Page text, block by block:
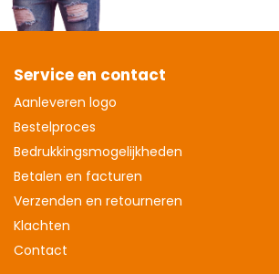
Service en contact
Aanleveren logo
Bestelproces
Bedrukkingsmogelijkheden
Betalen en facturen
Verzenden en retourneren
Klachten
Contact